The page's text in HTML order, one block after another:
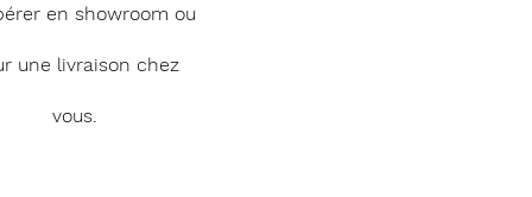
en showroom ou
une livraison chez
vous.